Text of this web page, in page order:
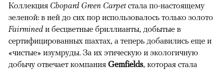
Коллекция Chopard Green Carpetстала по-настоящему
зеленой: в ней до сих пор использовалось только золото
Fairmined и бесцветные бриллианты, добытые в
сертифицированных шахтах, а теперь добавились еще и
«чистые» изумруды. За их этическую и экологичную
добычу отвечает компания Gemfields, которая стала